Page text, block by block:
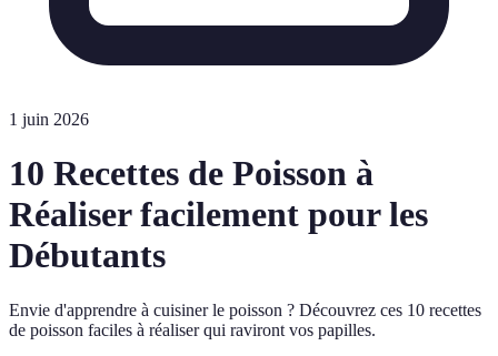
1 juin 2026
10 Recettes de Poisson à
Réaliser facilement pour les
Débutants
Envie d'apprendre à cuisiner le poisson ? Découvrez ces 10 recettes
de poisson faciles à réaliser qui raviront vos papilles.